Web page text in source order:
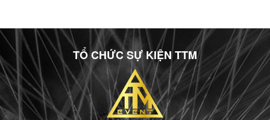
TỔ CHỨC SỰ KIỆN TTM